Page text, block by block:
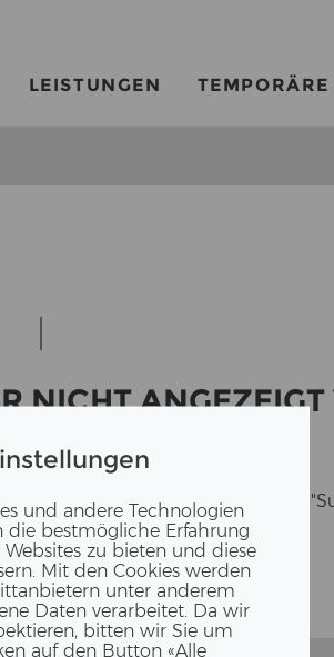
und andere Technologien
die bestmögliche Erfahrung
zu bieten und diese
Mit den Cookies werden
unter anderem
Daten verarbeitet. Da wir
bitten wir Sie um
auf den Button «Alle
LEISTUNGEN
NICHT
Menü aus. Sie kön­nen auch mit